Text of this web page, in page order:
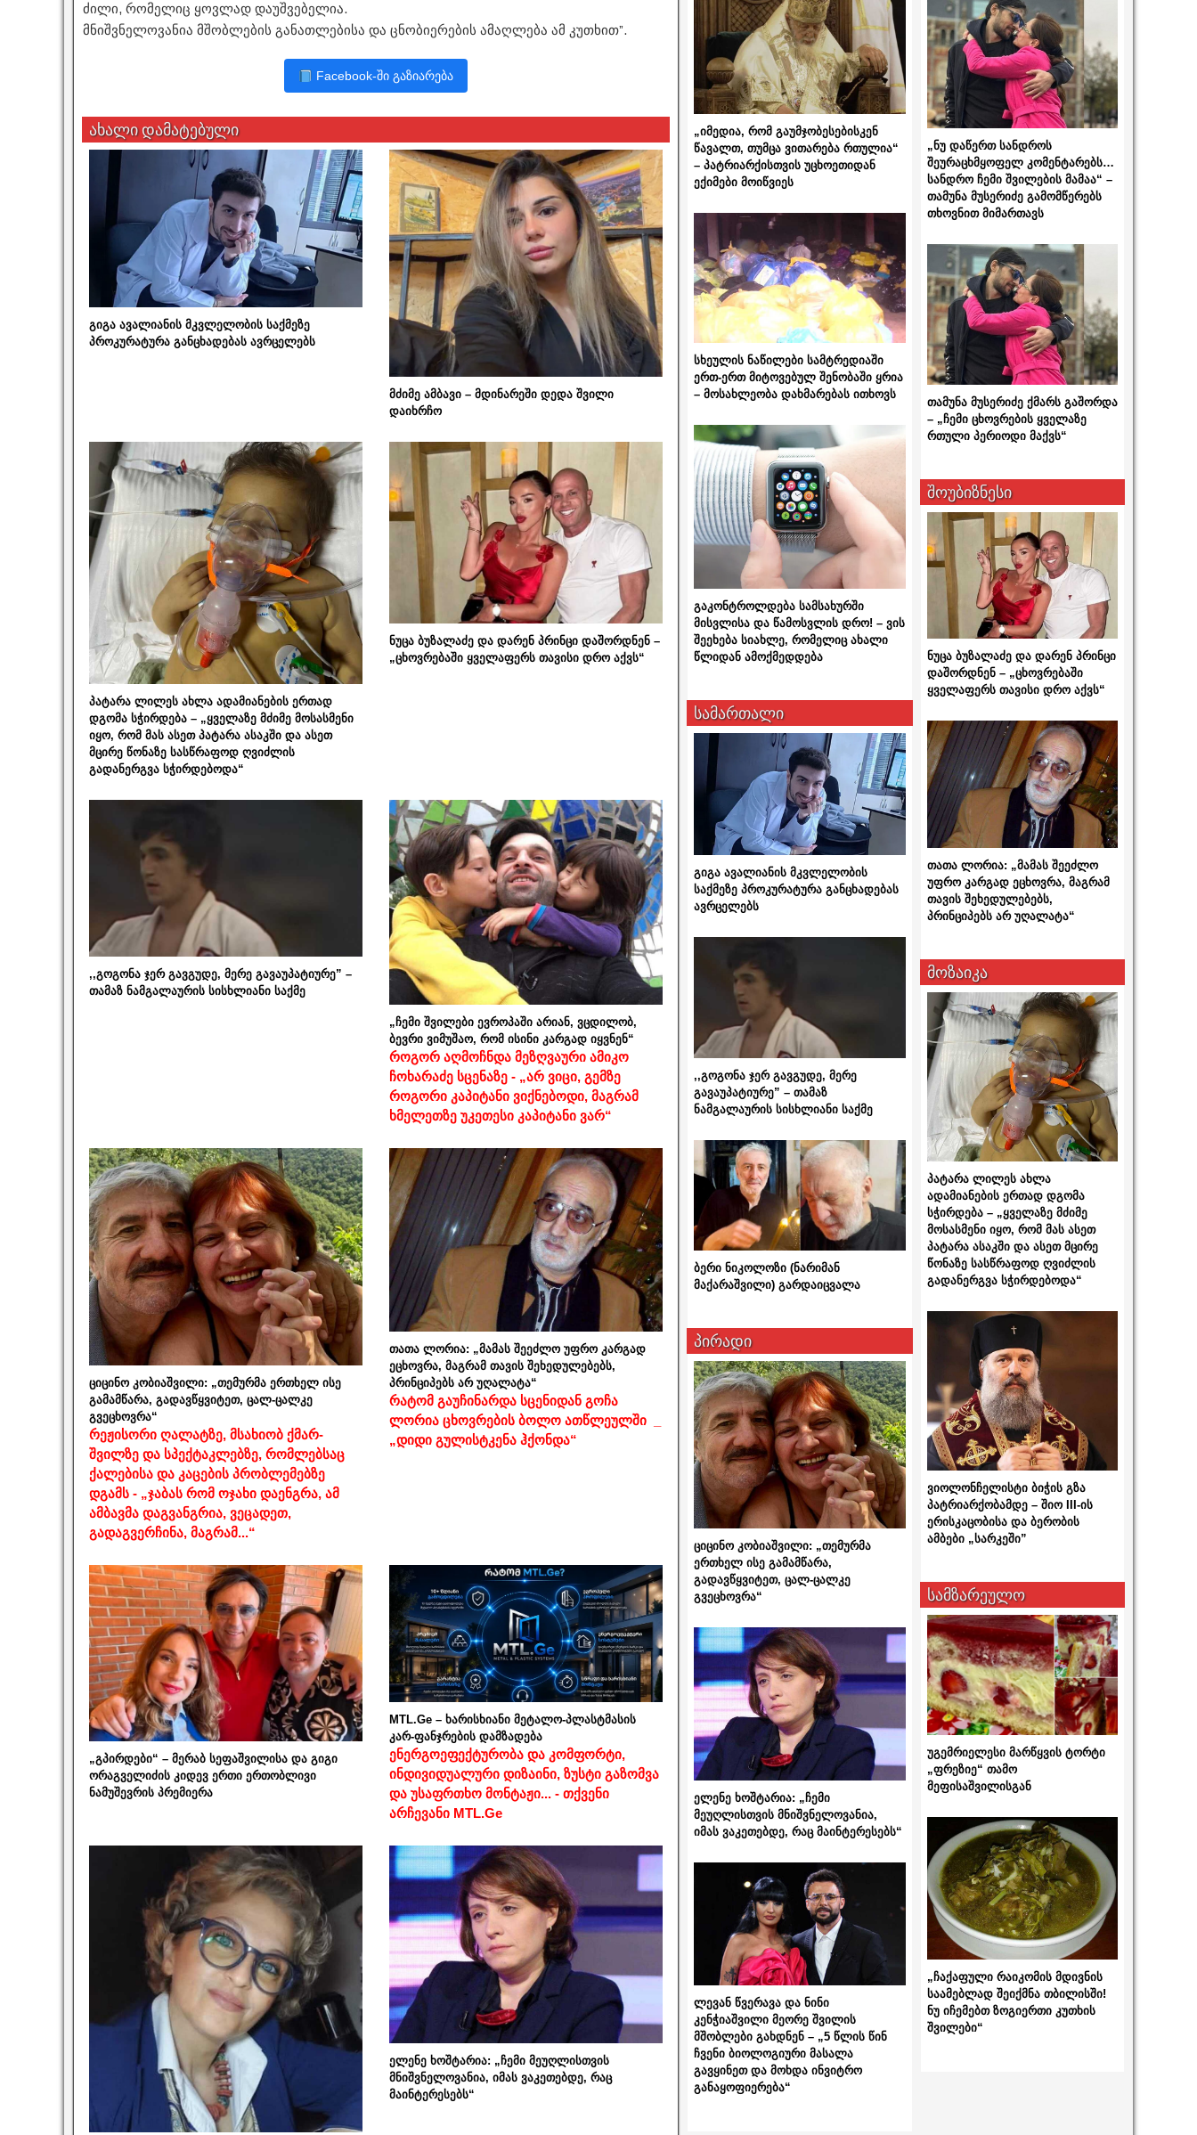
ძილი, რომელიც ყოვლად დაუშვებელია.
მნიშვნელოვანია მშობლების განათლებისა და ცნობიერების ამაღლება ამ კუთხით”.
Facebook-ში გაზიარება
ახალი დამატებული
გიგა ავალიანის მკვლელობის საქმეზე
პროკურატურა განცხადებას ავრცელებს
მძიმე ამბავი – მდინარეში დედა შვილი
დაიხრჩო
პატარა ლილეს ახლა ადამიანების ერთად
დგომა სჭირდება – „ყველაზე მძიმე მოსასმენი
იყო, რომ მას ასეთ პატარა ასაკში და ასეთ
მცირე წონაზე სასწრაფოდ ღვიძლის
გადანერგვა სჭირდებოდა“
ნუცა ბუზალაძე და დარენ პრინცი დაშორდნენ –
„ცხოვრებაში ყველაფერს თავისი დრო აქვს“
,,გოგონა ჯერ გავგუდე, მერე გავაუპატიურე” –
თამაზ ნამგალაურის სისხლიანი საქმე
„ჩემი შვილები ევროპაში არიან, ვცდილობ,
ბევრი ვიმუშაო, რომ ისინი კარგად იყვნენ“
როგორ აღმოჩნდა მეზღვაური ამიკო
ჩოხარაძე სცენაზე - „არ ვიცი, გემზე
როგორი კაპიტანი ვიქნებოდი, მაგრამ
ხმელეთზე უკეთესი კაპიტანი ვარ“
ციცინო კობიაშვილი: „თემურმა ერთხელ ისე
გამამწარა, გადავწყვიტეთ, ცალ-ცალკე
გვეცხოვრა“
რეჟისორი ღალატზე, მსახიობ ქმარ-
შვილზე და სპექტაკლებზე, რომლებსაც
ქალებისა და კაცების პრობლემებზე
დგამს - „ჯაბას რომ ოჯახი დაენგრა, ამ
ამბავმა დაგვანგრია, ვეცადეთ,
გადაგვერჩინა, მაგრამ...“
თათა ლორია: „მამას შეეძლო უფრო კარგად
ეცხოვრა, მაგრამ თავის შეხედულებებს,
პრინციპებს არ უღალატა“
რატომ გაუჩინარდა სცენიდან გოჩა
ლორია ცხოვრების ბოლო ათწლეულში _
„დიდი გულისტკენა ჰქონდა“
„გპირდები“ – მერაბ სეფაშვილისა და გიგი
ორაგველიძის კიდევ ერთი ერთობლივი
ნამუშევრის პრემიერა
MTL.Ge – ხარისხიანი მეტალო-პლასტმასის
კარ-ფანჯრების დამზადება
ენერგოეფექტურობა და კომფორტი,
ინდივიდუალური დიზაინი, ზუსტი გაზომვა
და უსაფრთხო მონტაჟი... - თქვენი
არჩევანი MTL.Ge
ელენე ხოშტარია: „ჩემი მეუღლისთვის
მნიშვნელოვანია, იმას ვაკეთებდე, რაც
მაინტერესებს“
„იმედია, რომ გაუმჯობესებისკენ
წავალთ, თუმცა ვითარება რთულია“
– პატრიარქისთვის უცხოეთიდან
ექიმები მოიწვიეს
სხეულის ნაწილები სამტრედიაში
ერთ-ერთ მიტოვებულ შენობაში ყრია
– მოსახლეობა დახმარებას ითხოვს
გაკონტროლდება სამსახურში
მისვლისა და წამოსვლის დრო! – ვის
შეეხება სიახლე, რომელიც ახალი
წლიდან ამოქმედდება
სამართალი
გიგა ავალიანის მკვლელობის
საქმეზე პროკურატურა განცხადებას
ავრცელებს
,,გოგონა ჯერ გავგუდე, მერე
გავაუპატიურე” – თამაზ
ნამგალაურის სისხლიანი საქმე
ბერი ნიკოლოზი (ნარიმან
მაქარაშვილი) გარდაიცვალა
პირადი
ციცინო კობიაშვილი: „თემურმა
ერთხელ ისე გამამწარა,
გადავწყვიტეთ, ცალ-ცალკე
გვეცხოვრა“
ელენე ხოშტარია: „ჩემი
მეუღლისთვის მნიშვნელოვანია,
იმას ვაკეთებდე, რაც მაინტერესებს“
ლევან წვერავა და ნინი
კენჭიაშვილი მეორე შვილის
მშობლები გახდნენ – „5 წლის წინ
ჩვენი ბიოლოგიური მასალა
გავყინეთ და მოხდა ინვიტრო
განაყოფიერება“
„ნუ დაწერთ სანდროს
შეურაცხმყოფელ კომენტარებს…
სანდრო ჩემი შვილების მამაა“ –
თამუნა მუსერიძე გამომწერებს
თხოვნით მიმართავს
თამუნა მუსერიძე ქმარს გაშორდა
– „ჩემი ცხოვრების ყველაზე
რთული პერიოდი მაქვს“
შოუბიზნესი
ნუცა ბუზალაძე და დარენ პრინცი
დაშორდნენ – „ცხოვრებაში
ყველაფერს თავისი დრო აქვს“
თათა ლორია: „მამას შეეძლო
უფრო კარგად ეცხოვრა, მაგრამ
თავის შეხედულებებს,
პრინციპებს არ უღალატა“
მოზაიკა
პატარა ლილეს ახლა
ადამიანების ერთად დგომა
სჭირდება – „ყველაზე მძიმე
მოსასმენი იყო, რომ მას ასეთ
პატარა ასაკში და ასეთ მცირე
წონაზე სასწრაფოდ ღვიძლის
გადანერგვა სჭირდებოდა“
ვიოლონჩელისტი ბიჭის გზა
პატრიარქობამდე – შიო III-ის
ერისკაცობისა და ბერობის
ამბები „სარკეში”
სამზარეულო
უგემრიელესი მარწყვის ტორტი
„ფრეზიე“ თამო
მეფისაშვილისგან
„ჩაქაფული რაიკომის მდივნის
საამებლად შეიქმნა თბილისში!
ნუ იჩემებთ ზოგიერთი კუთხის
შვილები“